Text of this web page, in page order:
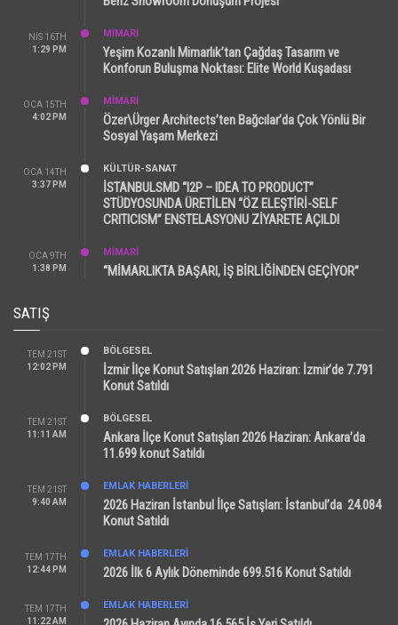
NIS 16TH
1:29 PM
MİMARİ
Yeşim Kozanlı Mimarlık’tan Çağdaş Tasarım ve
Konforun Buluşma Noktası: Elite World Kuşadası
OCA 15TH
4:02 PM
MİMARİ
Özer\Ürger Architects’ten Bağcılar’da Çok Yönlü Bir
Sosyal Yaşam Merkezi
OCA 14TH
3:37 PM
KÜLTÜR-SANAT
İSTANBULSMD “I2P – IDEA TO PRODUCT”
STÜDYOSUNDA ÜRETİLEN “ÖZ ELEŞTİRİ-SELF
CRITICISM” ENSTELASYONU ZİYARETE AÇILDI
OCA 9TH
1:38 PM
MİMARİ
“MİMARLIKTA BAŞARI, İŞ BİRLİĞİNDEN GEÇİYOR”
SATIŞ
TEM 21ST
12:02 PM
BÖLGESEL
İzmir İlçe Konut Satışları 2026 Haziran: İzmir’de 7.791
Konut Satıldı
TEM 21ST
11:11 AM
BÖLGESEL
Ankara İlçe Konut Satışları 2026 Haziran: Ankara’da
11.699 konut Satıldı
TEM 21ST
9:40 AM
EMLAK HABERLERI
2026 Haziran İstanbul İlçe Satışları: İstanbul’da 24.084
Konut Satıldı
TEM 17TH
12:44 PM
EMLAK HABERLERI
2026 İlk 6 Aylık Döneminde 699.516 Konut Satıldı
TEM 17TH
11:22 AM
EMLAK HABERLERI